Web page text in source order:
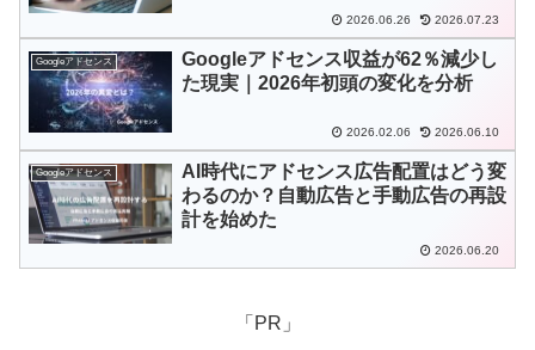
2026.06.26 2026.07.23
Googleアドセンス
Googleアドセンス収益が62％減少し
た現実｜2026年初頭の変化を分析
2026.02.06 2026.06.10
Googleアドセンス
AI時代にアドセンス広告配置はどう変
わるのか？自動広告と手動広告の再設
計を始めた
2026.06.20
「PR」